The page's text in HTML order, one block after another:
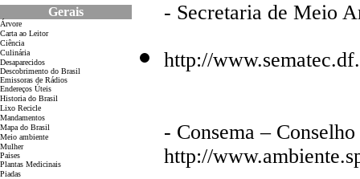
Gerais
Árvore
Carta ao Leitor
Ciência
Culinária
Desaparecidos
Descobrimento do Brasil
Emissoras de Rádios
Endereços Úteis
Historia do Brasil
Lixo Recicle
Mandamentos
Mapa do Brasil
Meio ambiente
Mulher
Paises
Plantas Medicinais
Piadas
- Secretaria de Meio
http://
- Consema –
http://